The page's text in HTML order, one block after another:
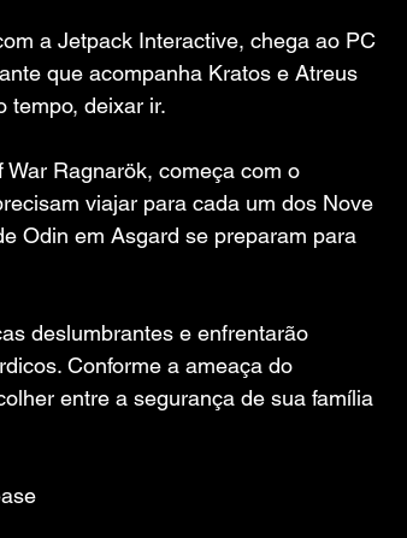
a Jetpack Interactive, chega ao PC
que acompanha Kratos e Atreus
tempo, deixar ir.
Ragnarök, começa com o
viajar para cada um dos Nove
Odin em Asgard se preparam para
deslumbrantes e enfrentarão
Conforme a ameaça do
entre a segurança de sua família